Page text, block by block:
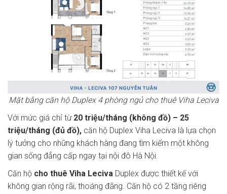
Mặt bằng căn hộ Duplex 4 phòng ngủ cho thuê Viha Leciva
Với mức giá chỉ từ 20 triệu/tháng (không đồ) – 25
triệu/tháng (đủ đồ), căn hộ Duplex Viha Leciva là lựa chọn
lý tưởng cho những khách hàng đang tìm kiếm một không
gian sống đẳng cấp ngay tại nội đô Hà Nội.
Căn hộ cho thuê Viha Leciva Duplex được thiết kế với
không gian rộng rãi, thoáng đãng. Căn hộ có 2 tầng riêng